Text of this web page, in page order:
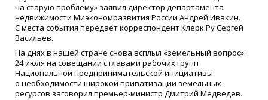
на старую проблему» заявил директор департамента
недвижимости Миэкономразвития России Андрей Ивакин.
С места события передает корреспондент Клерк.Ру Сергей
Васильев.
На днях в нашей стране снова всплыл «земельный вопрос»:
24 июля на совещании с главами рабочих групп
Национальной предпринимательской инициативы
о необходимости широкой приватизации земельных
ресурсов заговорил премьер-министр Дмитрий Медведев.